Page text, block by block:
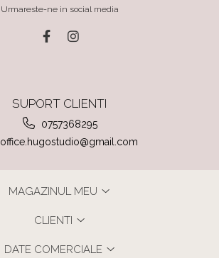
Urmareste-ne in social media
SUPORT CLIENTI
0757368295
office.hugostudio@gmail.com
MAGAZINUL MEU
CLIENTI
DATE COMERCIALE